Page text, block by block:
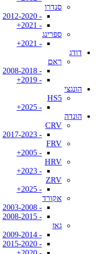
סנדרו
- 2012-2020
- 2021+
ספרינג
- 2021+
דודג
ראם
- 2008-2018
- 2019+
הונגצי
HS5
- 2025+
הונדה
CRV
- 2017-2023
FRV
- 2005+
HRV
- 2023+
ZRV
- 2025+
אקורד
- 2003-2008
- 2008-2015
גאז
- 2009-2014
- 2015-2020